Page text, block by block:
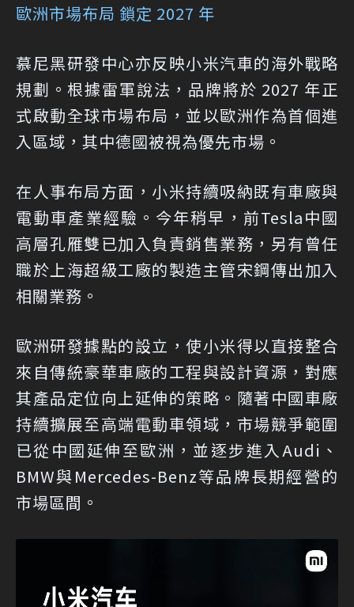
歐洲市場布局 鎖定 2027 年
慕尼黑研發中心亦反映小米汽車的海外戰略
規劃。根據雷軍說法，品牌將於 2027 年正
式啟動全球市場布局，並以歐洲作為首個進
入區域，其中德國被視為優先市場。
在人事布局方面，小米持續吸納既有車廠與
電動車產業經驗。今年稍早，前Tesla中國
高層孔雁雙已加入負責銷售業務，另有曾任
職於上海超級工廠的製造主管宋鋼傳出加入
相關業務。
歐洲研發據點的設立，使小米得以直接整合
來自傳統豪華車廠的工程與設計資源，對應
其產品定位向上延伸的策略。隨著中國車廠
持續擴展至高端電動車領域，市場競爭範圍
已從中國延伸至歐洲，並逐步進入Audi、
BMW與Mercedes-Benz等品牌長期經營的
市場區間。